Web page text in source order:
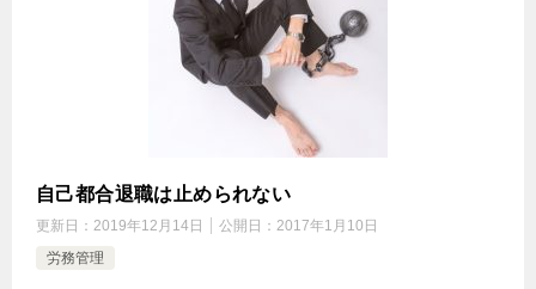
自己都合退職は止められない
更新日： 2019年12月14日 公開日： 2017年1月10日
労務管理